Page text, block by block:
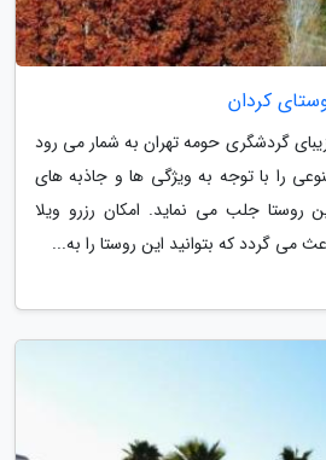
کردان
گردشگری حومه تهران به شمار می رود
را با توجه به ویژگی ها و جاذبه های
روستا جلب می نماید. امکان رزرو ویلا
می گردد که بتوانید این روستا را به...